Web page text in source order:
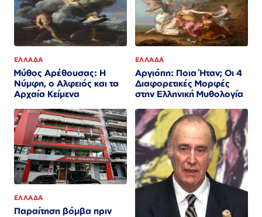
ΕΛΛΑΔΑ
Μύθος Αρέθουσας: Η
Νύμφη, ο Αλφειός και τα
Αρχαία Κείμενα
ΕΛΛΑΔΑ
Αργιόπη: Ποια Ήταν; Οι 4
Διαφορετικές Μορφές
στην Ελληνική Μυθολογία
ΕΛΛΑΔΑ
Παραίτηση βόμβα πριν